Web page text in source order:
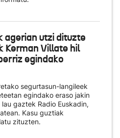
agerian utzi dituzte
Kerman Villate hil
egindako
segurtasun-langileek
egindako eraso jakin
gaztek Radio Euskadin,
Kasu guztiak
zituzten.